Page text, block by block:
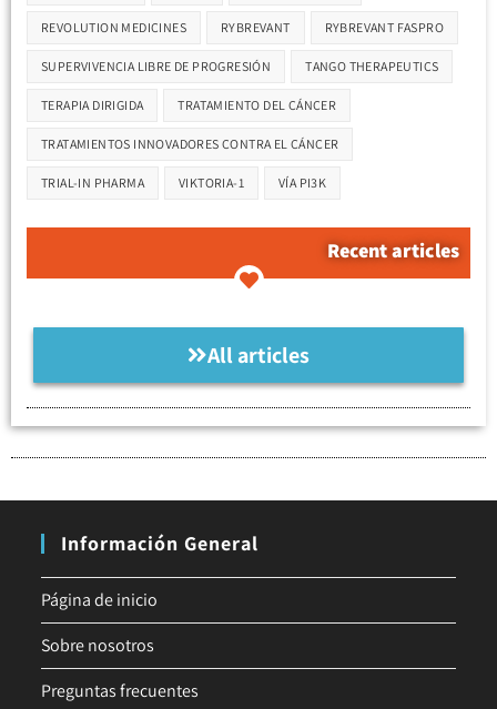
REVOLUTION MEDICINES RYBREVANT RYBREVANT FASPRO
SUPERVIVENCIA LIBRE DE PROGRESIÓN TANGO THERAPEUTICS
TERAPIA DIRIGIDA TRATAMIENTO DEL CÁNCER
TRATAMIENTOS INNOVADORES CONTRA EL CÁNCER
TRIAL-IN PHARMA VIKTORIA-1 VÍA PI3K
Recent articles
All articles
Información General
Página de inicio
Sobre nosotros
Preguntas frecuentes